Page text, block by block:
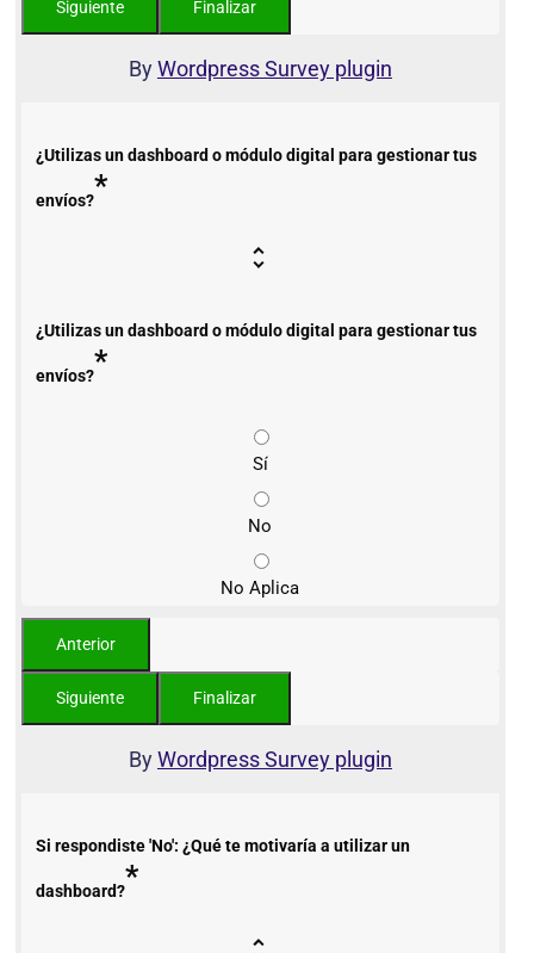
ByWordpress Survey plugin
¿Utilizas un dashboard o módulo digital para gestionar tus
envíos?*
¿Utilizas un dashboard o módulo digital para gestionar tus
envíos?*
Sí
No
No Aplica
ByWordpress Survey plugin
Si respondiste 'No': ¿Qué te motivaría a utilizar un
dashboard?*